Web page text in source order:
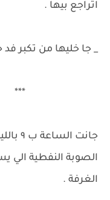
اتراجع بيها .
_ جا خليها من تكبر
***
الصوبة النفطية الي
الغرفة .